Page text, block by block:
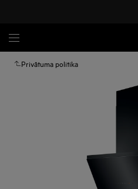
Privātuma politika